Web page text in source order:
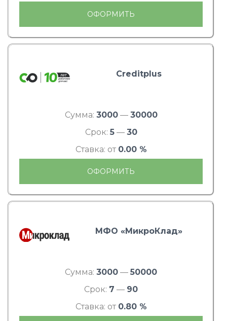
ОФОРМИТЬ
Creditplus
Сумма: 3000— 30000
Срок: 5— 30
Ставка: от 0.00 %
ОФОРМИТЬ
МФО «МикроКлад»
Сумма: 3000 — 50000
Срок: 7 — 90
Ставка: от 0.80 %